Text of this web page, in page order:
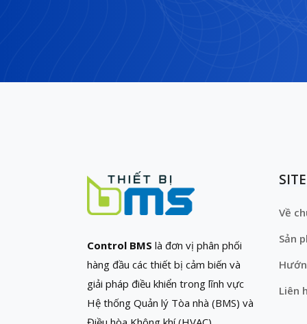
Control BMS là đơn vị phân phối
hàng đầu các thiết bị cảm biến và
giải pháp điều khiển trong lĩnh vực
Hệ thống Quản lý Tòa nhà (BMS) và
Về
Sản
Liên